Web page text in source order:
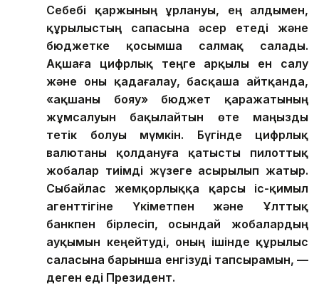
Себебі қаржының ұрлануы, ең алдымен,
құрылыстың сапасына әсер етеді және
бюджетке қосымша салмақ салады.
Ақшаға цифрлық теңге арқылы ен салу
және оны қадағалау, басқаша айтқанда,
«ақшаны бояу» бюджет қаражатының
жұмсалуын бақылайтын өте маңызды
тетік болуы мүмкін. Бүгінде цифрлық
валютаны қолдануға қатысты пилоттық
жобалар тиімді жүзеге асырылып жатыр.
Сыбайлас жемқорлыққа қарсы іс-қимыл
агенттігіне Үкіметпен және Ұлттық
банкпен бірлесіп, осындай жобалардың
ауқымын кеңейтуді, оның ішінде құрылыс
саласына барынша енгізуді тапсырамын, —
деген еді Президент.